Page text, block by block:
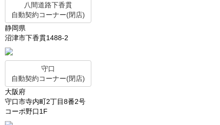
八間道路下香貫
自動契約コーナー(閉店)
静岡県
沼津市下香貫1488-2
守口
自動契約コーナー(閉店)
大阪府
守口市寺内町2丁目8番2号
コーポ野口1F